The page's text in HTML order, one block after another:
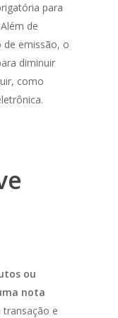
para
de
de emissão, o
diminuir
como
ou
nota
transação e